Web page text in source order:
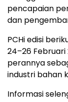
pencapaian
dan
PCHi edisi
24–26 Februari
perannya
industri bahan
Informasi